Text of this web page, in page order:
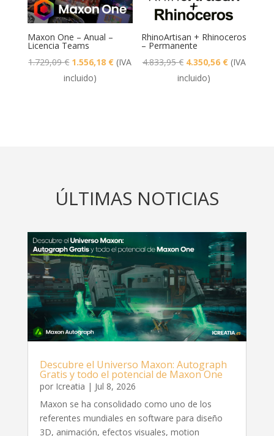
Maxon One – Anual –
Licencia Teams
1.729,09€ El
precio
1.556,18 €El(IVA
incluido)
RhinoArtisan + Rhinoceros
– Permanente
4.833,95€ El
precio
4.350,56 €El(IVA
incluido)
ÚLTIMAS NOTICIAS
Descubre el Universo Maxon: Autograph
Gratis y todo el potencial de Maxon One
por Icreatia | Jul 8, 2026
Maxon se ha consolidado como uno de los
referentes mundiales en software para diseño
3D, animación, efectos visuales, motion